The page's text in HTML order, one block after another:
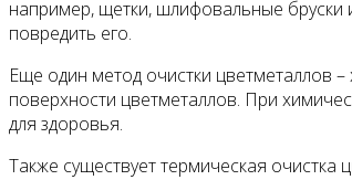
например, щетки, шлифовальные бруски
повредить его.
Еще один метод очистки цветметаллов
поверхности цветметаллов. При
для здоровья.
Также существует термическая